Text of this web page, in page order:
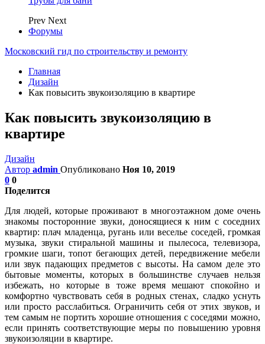
Prev Next
Форумы
Московский гид по строительству и ремонту
Главная
Дизайн
Как повысить звукоизоляцию в квартире
Как повысить звукоизоляцию в
квартире
Дизайн
Автор admin Опубликовано Ноя 10, 2019
0 0
Поделится
Для людей, которые проживают в многоэтажном доме очень
знакомы посторонние звуки, доносящиеся к ним с соседних
квартир: плач младенца, ругань или веселье соседей, громкая
музыка, звуки стиральной машины и пылесоса, телевизора,
громкие шаги, топот бегающих детей, передвижение мебели
или звук падающих предметов с высоты. На самом деле это
бытовые моменты, которых в большинстве случаев нельзя
избежать, но которые в тоже время мешают спокойно и
комфортно чувствовать себя в родных стенах, сладко уснуть
или просто расслабиться. Ограничить себя от этих звуков, и
тем самым не портить хорошие отношения с соседями можно,
если принять соответствующие меры по повышению уровня
звукоизоляции в квартире.